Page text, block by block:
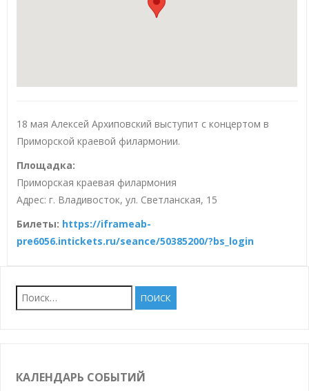
18 мая Алексей Архиповский выступит с концертом в
Приморской краевой филармонии.
Площадка:
Приморская краевая филармония
Адрес: г. Владивосток, ул. Светланская, 15
Билеты: https://iframeab-
pre6056.intickets.ru/seance/50385200/?bs_login
Найти:
КАЛЕНДАРЬ СОБЫТИЙ